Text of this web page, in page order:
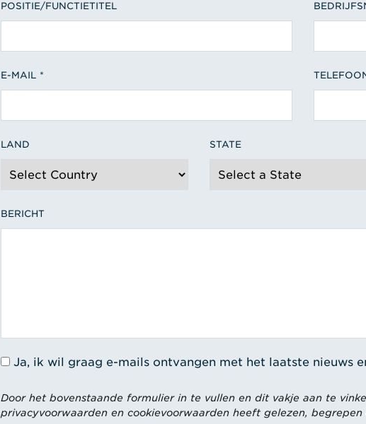
POSITIE/FUNCTIETITEL
E-MAIL
LAND STATE
BERICHT
Ja, ik wil graag e-mails ontvangen met het laatste nieuws
Door het bovenstaande formulier in te vullen en dit vakje aan te
privacyvoorwaarden en cookievoorwaarden heeft gelezen, begrepen